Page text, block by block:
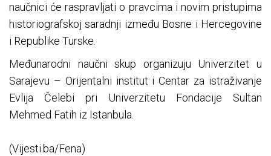
naučnici će raspravljati o pravcima i novim pristupima
historiografskoj saradnji između Bosne i Hercegovine
i Republike Turske.
Međunarodni naučni skup organizuju Univerzitet u
Sarajevu – Orijentalni institut i Centar za istraživanje
Evlija Čelebi pri Univerzitetu Fondacije Sultan
Mehmed Fatih iz Istanbula.
(Vijesti.ba/Fena)